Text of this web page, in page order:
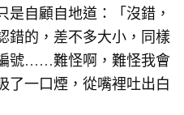
是自顧自地道：「沒錯，
錯的，差不多大小，同樣
號……難怪啊，難怪我會
了一口煙，從嘴裡吐出白